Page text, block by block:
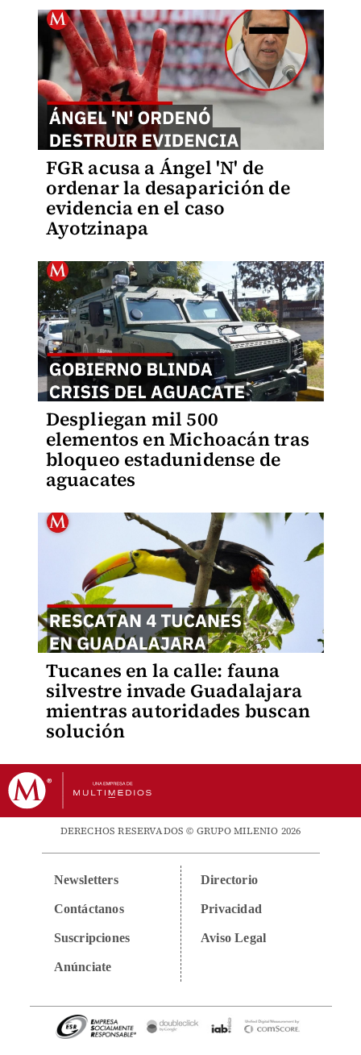
FGR acusa a Ángel 'N' de
ordenar la desaparición de
evidencia en el caso
Ayotzinapa
Despliegan mil 500
elementos en Michoacán tras
bloqueo estadunidense de
aguacates
Tucanes en la calle: fauna
silvestre invade Guadalajara
mientras autoridades buscan
solución
DERECHOS RESERVADOS © GRUPO MILENIO 2026
Newsletters
Contáctanos
Suscripciones
Anúnciate
Directorio
Privacidad
Aviso Legal